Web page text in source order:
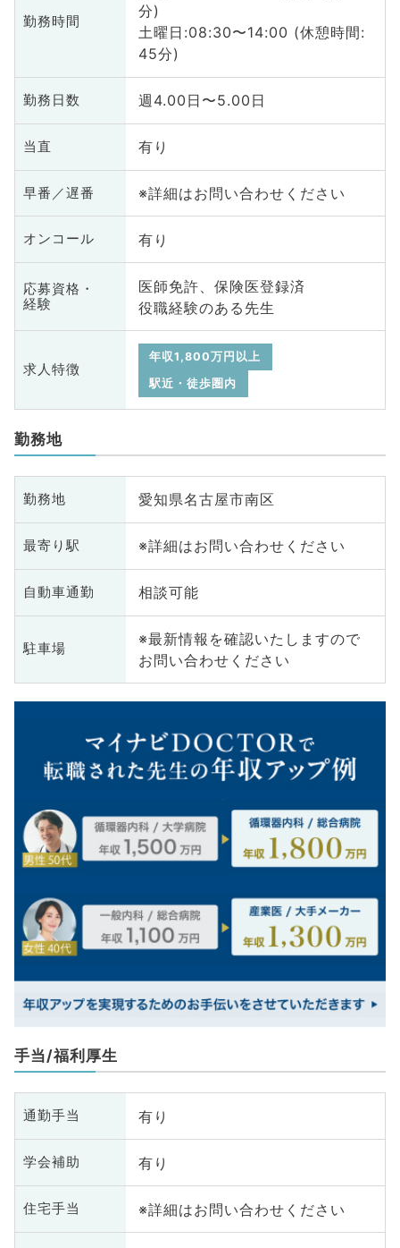
勤務時間
分)
土曜日:08:30〜14:00 (休憩時間:
45分)
勤務日数 週4.00日〜5.00日
当直 有り
早番／遅番 ※詳細はお問い合わせください
オンコール 有り
応募資格・
経験
医師免許、保険医登録済
役職経験のある先生
求人特徴
年収1,800万円以上
駅近・徒歩圏内
勤務地
勤務地 愛知県名古屋市南区
最寄り駅 ※詳細はお問い合わせください
自動車通勤 相談可能
駐車場
※最新情報を確認いたしますので
お問い合わせください
手当/福利厚生
通勤手当 有り
学会補助 有り
住宅手当 ※詳細はお問い合わせください